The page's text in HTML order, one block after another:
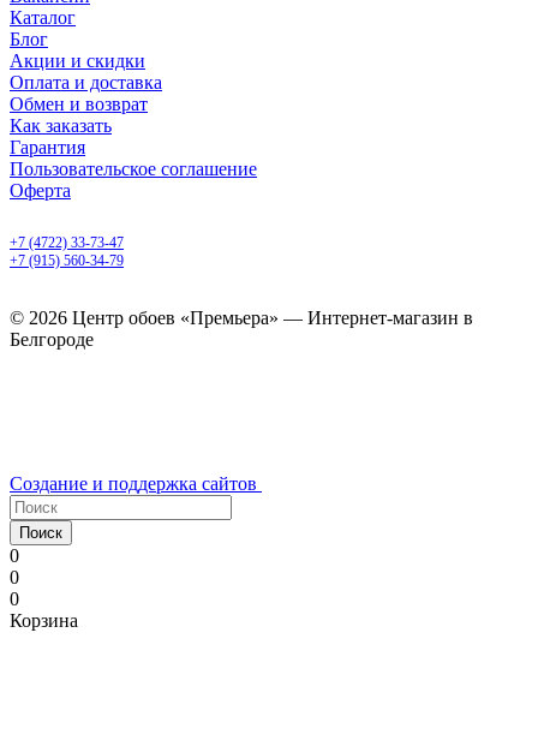
Каталог
Блог
Акции и скидки
Оплата и доставка
Обмен и возврат
Как заказать
Гарантия
Пользовательское соглашение
Оферта
+7 (4722) 33-73-47
+7 (915) 560-34-79
© 2026 Центр обоев «Премьера» — Интернет-магазин в
Белгороде
Создание и поддержка сайтов
Поиск
0
0
0
Корзина